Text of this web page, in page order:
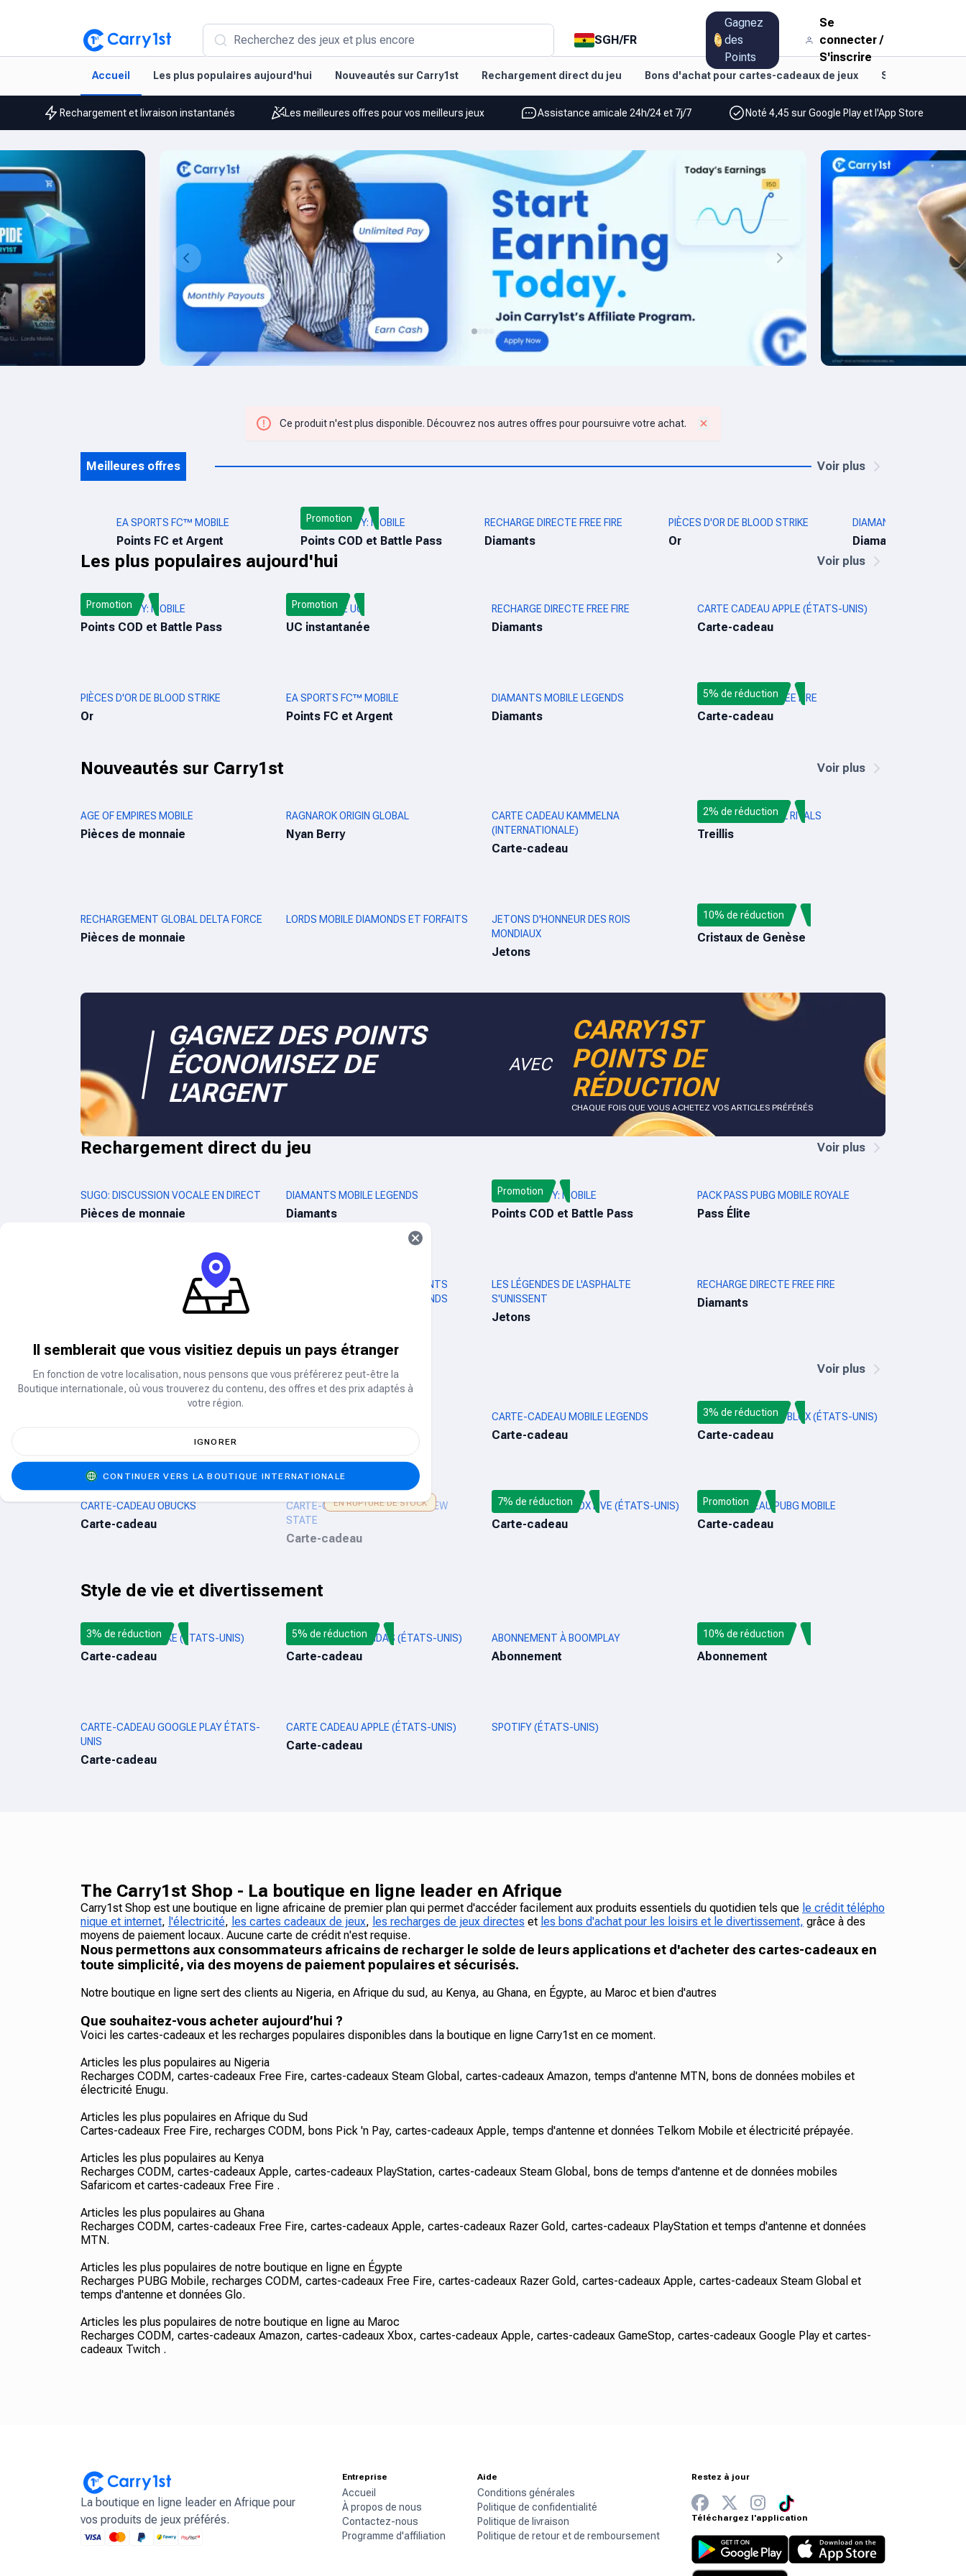
Recherchez des jeux et plus encore SGH/FR
Gagnez
des
Points
Se
connecter/
S'inscrire
Accueil Les plus populaires aujourd'hui Nouveautés sur Carry1st Rechargement direct du jeu Bons d'achat pour cartes-cadeaux de jeux Style de vie et
Rechargement et livraison instantanés Les meilleures offres pour vos meilleurs jeux Assistance amicale 24h/24 et 7j/7 Noté 4,45 sur Google Play et l'App Store
Ce produit n'est plus disponible. Découvrez nos autres offres pour poursuivre votre achat.
Meilleures offres Voir plus
EA SPORTS FC™ MOBILE
Points FC et Argent
CALL OF DUTY: MOBILE
Points COD et Battle Pass
Promotion RECHARGE DIRECTE FREE FIRE
Diamants
PIÈCES D'OR DE BLOOD STRIKE
Or
DIAMANTS MOBILE
Diamants
Les plus populaires aujourd'hui Voir plus
CALL OF DUTY: MOBILE
Points COD et Battle Pass
Promotion PUBG MOBILE UC
UC instantanée
Promotion RECHARGE DIRECTE FREE FIRE
Diamants
CARTE CADEAU APPLE (ÉTATS-UNIS)
Carte-cadeau
PIÈCES D'OR DE BLOOD STRIKE
Or
EA SPORTS FC™ MOBILE
Points FC et Argent
DIAMANTS MOBILE LEGENDS
Diamants
CARTE-CADEAU FREE FIRE
Carte-cadeau
5% de réduction
Nouveautés sur Carry1st Voir plus
AGE OF EMPIRES MOBILE
Pièces de monnaie
RAGNAROK ORIGIN GLOBAL
Nyan Berry
CARTE CADEAU KAMMELNA
(INTERNATIONALE)
Carte-cadeau
RECHARGE MARVEL RIVALS
Treillis
2% de réduction
RECHARGEMENT GLOBAL DELTA FORCE
Pièces de monnaie
LORDS MOBILE DIAMONDS ET FORFAITS
JETONS D'HONNEUR DES ROIS
MONDIAUX
Jetons
GENSHIN IMPACT
Cristaux de Genèse
10% de réduction
GAGNEZ DES POINTS
ÉCONOMISEZ DE
L'ARGENT
AVEC
CARRY1ST
POINTS DE
RÉDUCTION
CHAQUE FOIS QUE VOUS ACHETEZ VOS ARTICLES PRÉFÉRÉS
Rechargement direct du jeu Voir plus
SUGO: DISCUSSION VOCALE EN DIRECT
Pièces de monnaie
DIAMANTS MOBILE LEGENDS
Diamants
CALL OF DUTY: MOBILE
Points COD et Battle Pass
Promotion PACK PASS PUBG MOBILE ROYALE
Pass Élite
RECHARGE DIRECTE YALLA LUDO
PASSE CRÉPUSCULE ET DIAMANTS
HEBDOMADAIRES MOBILE LEGENDS
LES LÉGENDES DE L'ASPHALTE
S'UNISSENT
Jetons
RECHARGE DIRECTE FREE FIRE
Diamants
Bons d'achat pour cartes-cadeaux de jeux Voir plus
CARTE-CADEAU MOBILE LEGENDS
Carte-cadeau
CARTE-CADEAU ROBLOX (ÉTATS-UNIS)
Carte-cadeau
3% de réduction
CARTE-CADEAU OBUCKS
Carte-cadeau
CARTE-CADEAU MOBILE PUBG NEW
STATE
Carte-cadeau
EN RUPTURE DE STOCK CARTE CADEAU XBOX LIVE (ÉTATS-UNIS)
Carte-cadeau
7% de réduction CARTE-CADEAU PUBG MOBILE
Carte-cadeau
Promotion
Style de vie et divertissement
CARTE-CADEAU NIKE (ÉTATS-UNIS)
Carte-cadeau
3% de réduction CARTE CADEAU ADIDAS (ÉTATS-UNIS)
Carte-cadeau
5% de réduction ABONNEMENT À BOOMPLAY
Abonnement
AUDIOMACK
Abonnement
10% de réduction
CARTE-CADEAU GOOGLE PLAY ÉTATS-
UNIS
Carte-cadeau
CARTE CADEAU APPLE (ÉTATS-UNIS)
Carte-cadeau
SPOTIFY (ÉTATS-UNIS)
The Carry1st Shop - La boutique en ligne leader en Afrique
Carry1st Shop est une boutique en ligne africaine de premier plan qui permet d'accéder facilement aux produits essentiels du quotidien tels que le crédit télépho
nique et internet, l'électricité, les cartes cadeaux de jeux, les recharges de jeux directes et les bons d'achat pour les loisirs et le divertissement, grâce à des
moyens de paiement locaux. Aucune carte de crédit n'est requise.
Nous permettons aux consommateurs africains de recharger le solde de leurs applications et d'acheter des cartes-cadeaux en
toute simplicité, via des moyens de paiement populaires et sécurisés.
Notre boutique en ligne sert des clients au Nigeria, en Afrique du sud, au Kenya, au Ghana, en Égypte, au Maroc et bien d'autres
Que souhaitez-vous acheter aujourd’hui ?
Voici les cartes-cadeaux et les recharges populaires disponibles dans la boutique en ligne Carry1st en ce moment.
Articles les plus populaires au Nigeria
Recharges CODM, cartes-cadeaux Free Fire, cartes-cadeaux Steam Global, cartes-cadeaux Amazon, temps d'antenne MTN, bons de données mobiles et
électricité Enugu.
Articles les plus populaires en Afrique du Sud
Cartes-cadeaux Free Fire, recharges CODM, bons Pick 'n Pay, cartes-cadeaux Apple, temps d'antenne et données Telkom Mobile et électricité prépayée.
Articles les plus populaires au Kenya
Recharges CODM, cartes-cadeaux Apple, cartes-cadeaux PlayStation, cartes-cadeaux Steam Global, bons de temps d'antenne et de données mobiles
Safaricom et cartes-cadeaux Free Fire .
Articles les plus populaires au Ghana
Recharges CODM, cartes-cadeaux Free Fire, cartes-cadeaux Apple, cartes-cadeaux Razer Gold, cartes-cadeaux PlayStation et temps d'antenne et données
MTN.
Articles les plus populaires de notre boutique en ligne en Égypte
Recharges PUBG Mobile, recharges CODM, cartes-cadeaux Free Fire, cartes-cadeaux Razer Gold, cartes-cadeaux Apple, cartes-cadeaux Steam Global et
temps d'antenne et données Glo.
Articles les plus populaires de notre boutique en ligne au Maroc
Recharges CODM, cartes-cadeaux Amazon, cartes-cadeaux Xbox, cartes-cadeaux Apple, cartes-cadeaux GameStop, cartes-cadeaux Google Play et cartes-
cadeaux Twitch .
La boutique en ligne leader en Afrique pour
vos produits de jeux préférés.
Entreprise
Accueil
À propos de nous
Contactez-nous
Programme d'affiliation
Aide
Conditions générales
Politique de confidentialité
Politique de livraison
Politique de retour et de remboursement
Restez à jour
Téléchargez l'application
Il semblerait que vous visitiez depuis un pays étranger
En fonction de votre localisation, nous pensons que vous préférerez peut-être la
Boutique internationale, où vous trouverez du contenu, des offres et des prix adaptés à
votre région.
IGNORER
CONTINUER VERS LA BOUTIQUE INTERNATIONALE